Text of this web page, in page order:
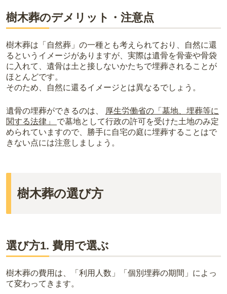
樹木葬のデメリット・注意点
樹木葬は「自然葬」の一種とも考えられており、自然に還
るというイメージがありますが、実際は遺骨を骨壷や骨袋
に入れて、遺骨は土と接しないかたちで埋葬されることが
ほとんどです。
そのため、自然に還るイメージとは異なるでしょう。
遺骨の埋葬ができるのは、 厚生労働省の「墓地、埋葬等に
関する法律」 で墓地として行政の許可を受けた土地のみ定
められていますので、勝手に自宅の庭に埋葬することはで
きない点には注意しましょう。
樹木葬の選び方
選び方1. 費用で選ぶ
樹木葬の費用は、「利用人数」「個別埋葬の期間」によっ
て変わってきます。